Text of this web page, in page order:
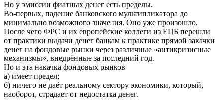
Но у эмиссии фиатных денег есть пределы.
Во-первых, падение банковского мультипликатора до
минимально возможного значения. Оно уже произошло.
После чего ФРС и их европейские коллеги из ЕЦБ перешли
от практики выдачи денег банкам к практике прямой закачки
денег на фондовые рынки через различные «антикризисные
механизмы», внедрённые за последний год.
Но и эта накачка фондовых рынков
а) имеет предел;
б) ничего не даёт реальному сектору экономики, который,
наоборот, страдает от недостатка денег.